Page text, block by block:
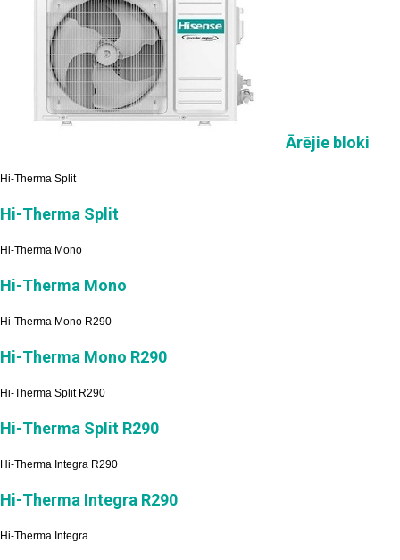
Ārējie bloki
Hi-Therma Split
Hi-Therma Split
Hi-Therma Mono
Hi-Therma Mono
Hi-Therma Mono R290
Hi-Therma Mono R290
Hi-Therma Split R290
Hi-Therma Split R290
Hi-Therma Integra R290
Hi-Therma Integra R290
Hi-Therma Integra